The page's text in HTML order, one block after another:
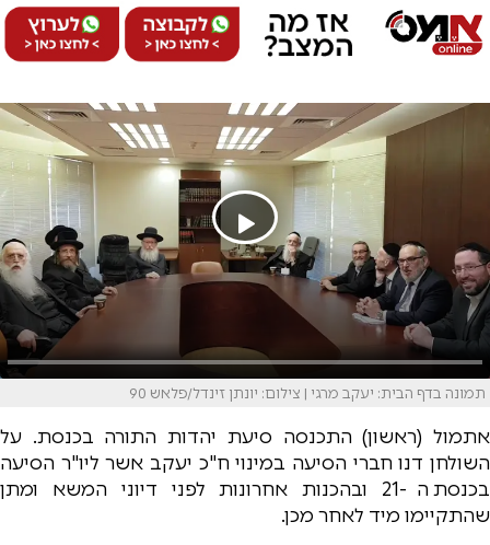
תמונה בדף הבית: יעקב מרגי | צילום: יונתן זינדל/פלאש 90
אתמול (ראשון) התכנסה סיעת יהדות התורה בכנסת. על
השולחן דנו חברי הסיעה במינוי ח"כ יעקב אשר ליו"ר הסיעה
בכנסת ה-21 ובהכנות אחרונות לפני דיוני המשא ומתן
שהתקיימו מיד לאחר מכן.